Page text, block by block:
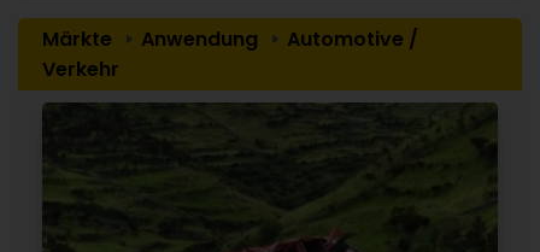
Märkte Anwendung
Automotive /
Verkehr